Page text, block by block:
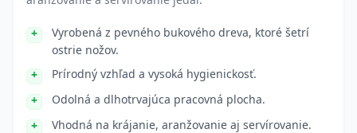
Vyrobená z pevného bukového dreva, ktoré šetrí
ostrie nožov.
Prírodný vzhľad a vysoká hygienickosť.
Odolná a dlhotrvajúca pracovná plocha.
Vhodná na krájanie, aranžovanie aj servírovanie.